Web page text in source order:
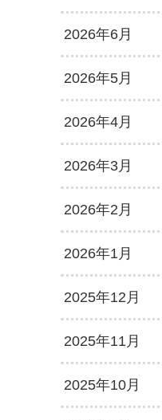
2026年6月
2026年5月
2026年4月
2026年3月
2026年2月
2026年1月
2025年12月
2025年11月
2025年10月